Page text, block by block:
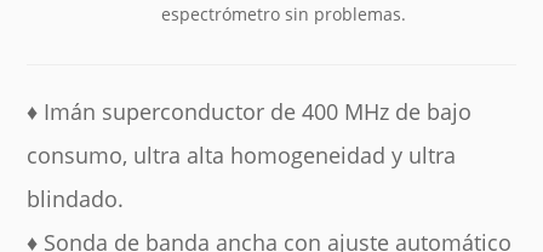
espectrómetro sin problemas.
♦ Imán superconductor de 400 MHz de bajo
consumo, ultra alta homogeneidad y ultra
blindado.
♦ Sonda de banda ancha con ajuste automático